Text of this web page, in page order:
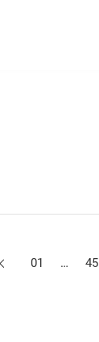
上一頁
01 … 45